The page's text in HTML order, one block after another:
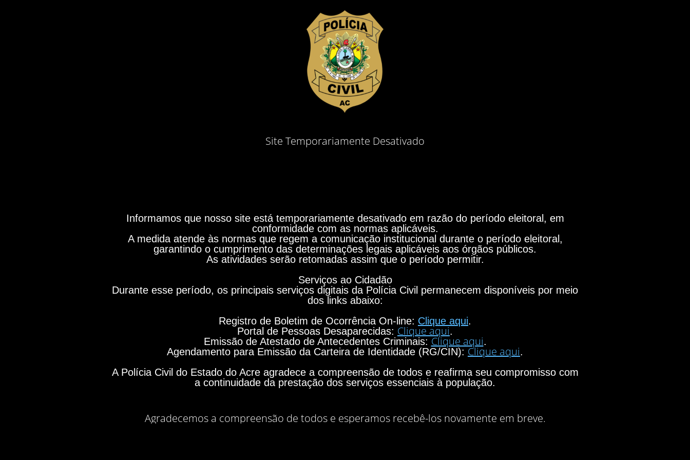
Site Temporariamente Desativado
Informamos que nosso site está temporariamente desativado em razão do período eleitoral, em
conformidade com as normas aplicáveis.
A medida atende às normas que regem a comunicação institucional durante o período eleitoral,
garantindo o cumprimento das determinações legais aplicáveis aos órgãos públicos.
As atividades serão retomadas assim que o período permitir.
Serviços ao Cidadão
Durante esse período, os principais serviços digitais da Polícia Civil permanecem disponíveis por meio
dos links abaixo:
Registro de Boletim de Ocorrência On-line: Clique aqui.
Portal de Pessoas Desaparecidas: Clique aqui.
Emissão de Atestado de Antecedentes Criminais: Clique aqui.
Agendamento para Emissão da Carteira de Identidade (RG/CIN): Clique aqui.
A Polícia Civil do Estado do Acre agradece a compreensão de todos e reafirma seu compromisso com
a continuidade da prestação dos serviços essenciais à população.
Agradecemos a compreensão de todos e esperamos recebê-los novamente em breve.